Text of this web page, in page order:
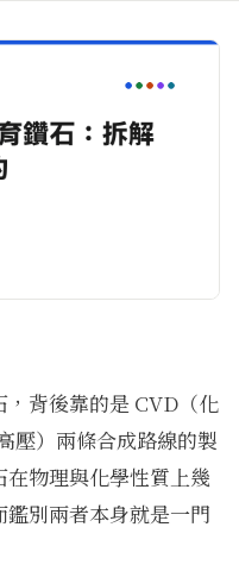
背後靠的是 CVD（化
壓）兩條合成路線的製
物理與化學性質上幾
別兩者本身就是一門